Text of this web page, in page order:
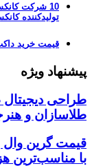
10 شرکت
تولیدکننده کانکس
قیمت خرید داکت
پیشنهاد ویژه
طراحی دیجیتال
طلاسازان و
قیمت گرین وال
با مناسب‌ترین